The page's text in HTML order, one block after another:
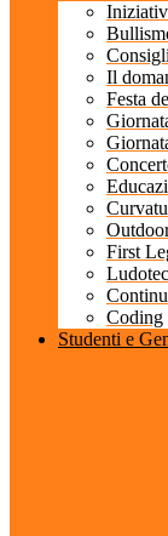
Il
Festa
First
Coding
Studenti e